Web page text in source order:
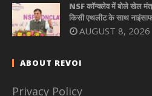
NSF कॉन्क्लेव में बोले खेल
किसी एथलीट के साथ नाइंसाफी
AUGUST 8, 2026
ABOUT REVOI
Privacy Policy